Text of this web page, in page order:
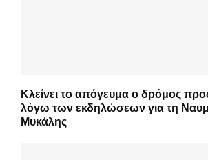
Κλείνει το απόγευμα ο δρόμος
λόγω των εκδηλώσεων για τη
Μυκάλης